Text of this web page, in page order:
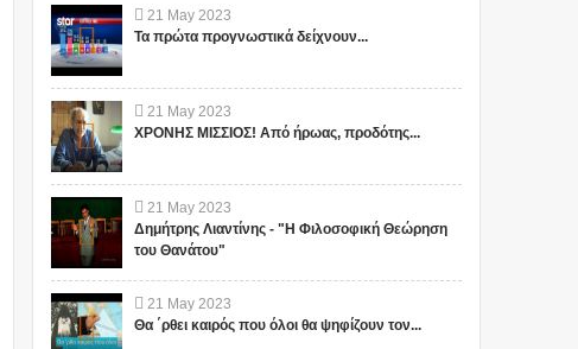
21 May 2023
Τα πρώτα προγνωστικά δείχνουν...
21 May 2023
ΧΡΟΝΗΣ ΜΙΣΣΙΟΣ! Από ήρωας, προδότης...
21 May 2023
Δημήτρης Λιαντίνης - "Η Φιλοσοφική Θεώρηση
του Θανάτου"
21 May 2023
Θα ΄ρθει καιρός που όλοι θα ψηφίζουν τον...